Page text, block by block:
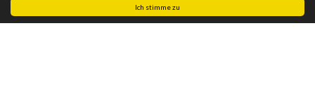
Ich stimme zu